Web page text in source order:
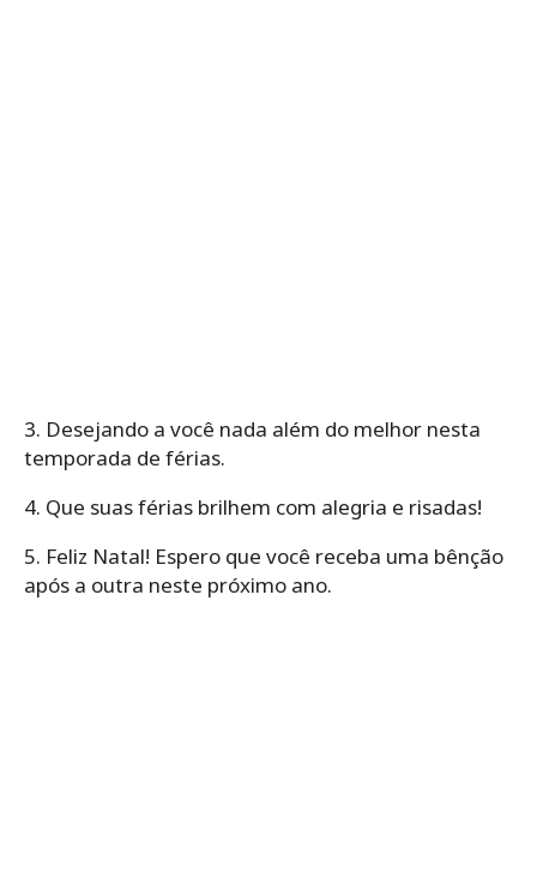
3. Desejando a você nada além do melhor nesta
temporada de férias.
4. Que suas férias brilhem com alegria e risadas!
5. Feliz Natal! Espero que você receba uma bênção
após a outra neste próximo ano.